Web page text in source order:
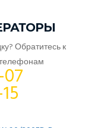
Обратитесь к